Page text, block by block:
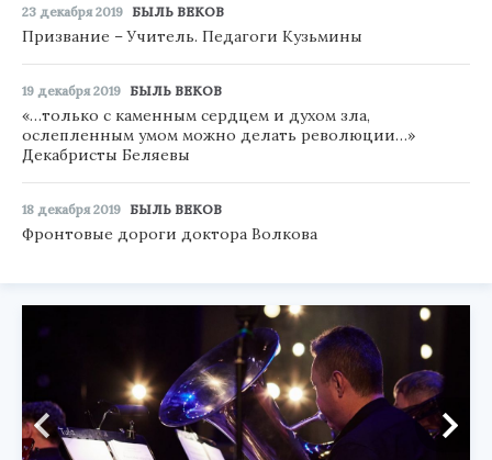
23 декабря 2019 БЫЛЬ ВЕКОВ
Призвание – Учитель. Педагоги Кузьмины
19 декабря 2019 БЫЛЬ ВЕКОВ
«…только с каменным сердцем и духом зла,
ослепленным умом можно делать революции…»
Декабристы Беляевы
18 декабря 2019 БЫЛЬ ВЕКОВ
Фронтовые дороги доктора Волкова